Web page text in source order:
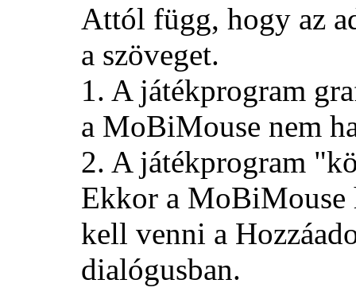
Attól függ, hogy az
a szöveget.
1. A játékprogram
a MoBiMouse nem
2. A játékprogram
Ekkor a MoBiMouse
kell venni a
dialógusban.